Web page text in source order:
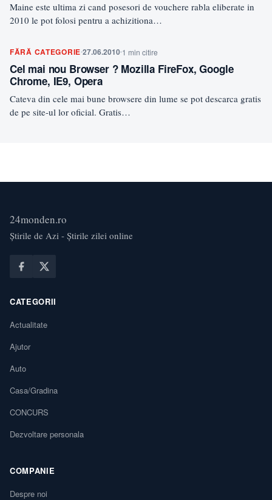
Maine este ultima zi cand posesori de vouchere rabla eliberate in
2010 le pot folosi pentru a achizitiona…
FĂRĂ CATEGORIE27.06.2010 1 min citire
Cel mai nou Browser ? Mozilla FireFox, Google
Chrome, IE9, Opera
Cateva din cele mai bune browsere din lume se pot descarca gratis
de pe site-ul lor oficial. Gratis…
24monden.ro
Știrile de Azi - Știrile zilei online
CATEGORII
Actualitate
Ajutor
Auto
Casa/Gradina
CONCURS
Dezvoltare personala
COMPANIE
Despre noi